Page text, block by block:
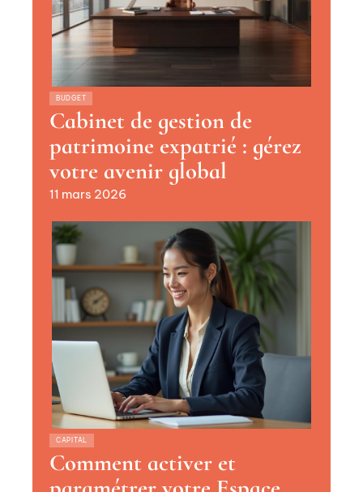
BUDGET
Cabinet de gestion de
patrimoine expatrié : gérez
votre avenir global
11 mars 2026
CAPITAL
Comment activer et